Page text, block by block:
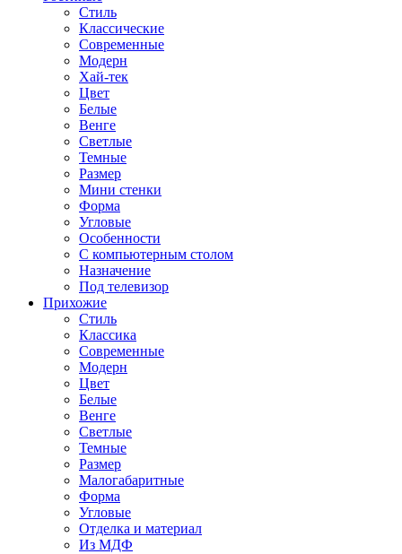
Стиль
Классические
Современные
Модерн
Хай-тек
Цвет
Белые
Венге
Светлые
Темные
Размер
Мини стенки
Форма
Угловые
Особенности
С компьютерным столом
Назначение
Под телевизор
Прихожие
Стиль
Классика
Современные
Модерн
Цвет
Белые
Венге
Светлые
Темные
Размер
Малогабаритные
Форма
Угловые
Отделка и материал
Из МДФ